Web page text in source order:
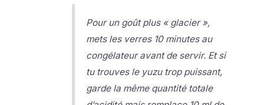
Pour un goût plus « glacier »,
mets les verres 10 minutes au
congélateur avant de servir. Et si
tu trouves le yuzu trop puissant,
garde la même quantité totale